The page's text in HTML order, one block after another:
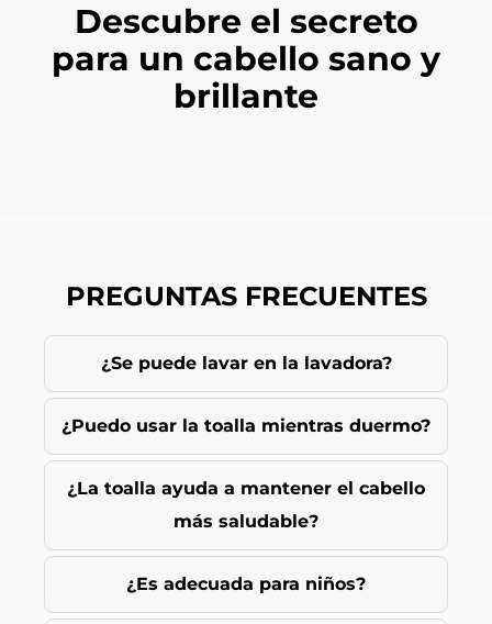
Descubre el secreto
para un cabello sano y
brillante
PREGUNTAS FRECUENTES
¿Se puede lavar en la lavadora?
¿Puedo usar la toalla mientras duermo?
¿La toalla ayuda a mantener el cabello
más saludable?
¿Es adecuada para niños?